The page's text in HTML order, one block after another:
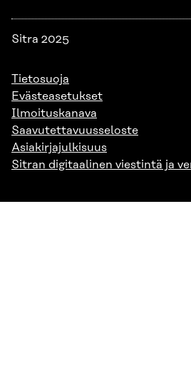
Sitra 2025
Tietosuoja
Evästeasetukset
Ilmoituskanava
Saavutettavuusseloste
Asiakirjajulkisuus
Sitran digitaalinen viestintä ja